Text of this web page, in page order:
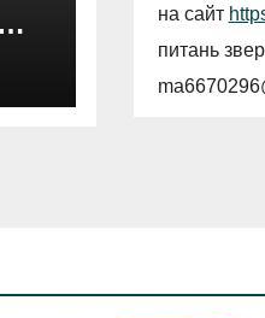
на сайт
питань